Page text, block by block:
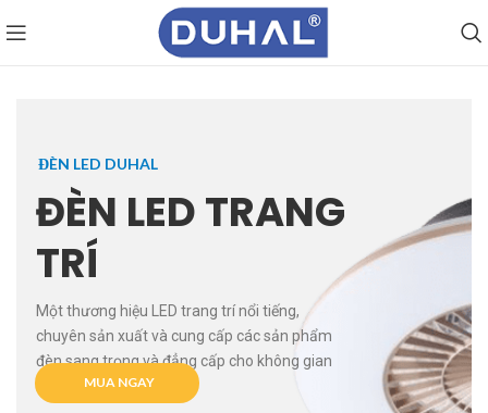
MUA NGAY
ĐÈN LED TRANG
TRÍ
ĐÈN LED DUHAL
Một thương hiệu LED trang trí nổi tiếng,
chuyên sản xuất và cung cấp các sản phẩm
đèn sang trọng và đẳng cấp cho không gian
nội thất.